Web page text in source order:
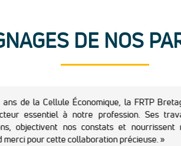
DE NOS
Économique, la FRTP Bretagne
à notre profession. Ses travaux
nos constats et nourrissent nos
collaboration précieuse. »